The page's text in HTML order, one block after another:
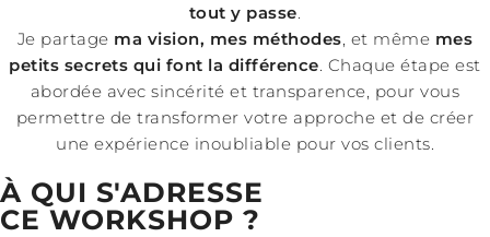
tout y passe.
Je partage ma vision, mes méthodes, et même mes
petits secrets qui font la différence. Chaque étape est
abordée avec sincérité et transparence, pour vous
permettre de transformer votre approche et de créer
une expérience inoubliable pour vos clients.
À QUI S'ADRESSE
CE WORKSHOP ?